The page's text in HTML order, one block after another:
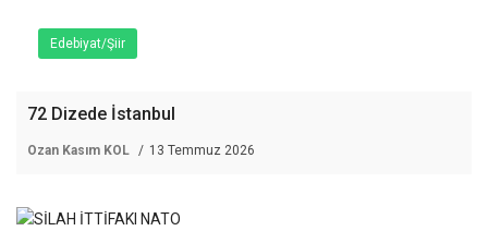
Edebiyat/Şiir
72 Dizede İstanbul
Ozan Kasım KOL 13 Temmuz 2026